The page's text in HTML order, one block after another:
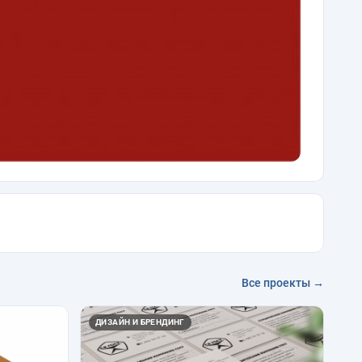
Все проекты →
ДИЗАЙН И БРЕНДИНГ